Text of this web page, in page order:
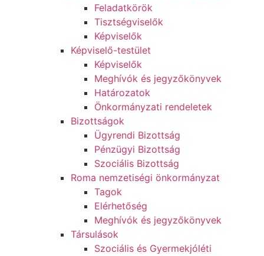
Feladatkörök
Tisztségviselők
Képviselők
Képviselő-testület
Képviselők
Meghívók és jegyzőkönyvek
Határozatok
Önkormányzati rendeletek
Bizottságok
Ügyrendi Bizottság
Pénzügyi Bizottság
Szociális Bizottság
Roma nemzetiségi önkormányzat
Tagok
Elérhetőség
Meghívók és jegyzőkönyvek
Társulások
Szociális és Gyermekjóléti